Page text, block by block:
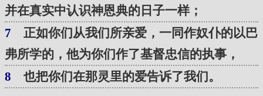
并在真实中认识神恩典的日子一样；
7 正如你们从我们所亲爱，一同作奴仆的以巴
弗所学的，他为你们作了基督忠信的执事，
8 也把你们在那灵里的爱告诉了我们。